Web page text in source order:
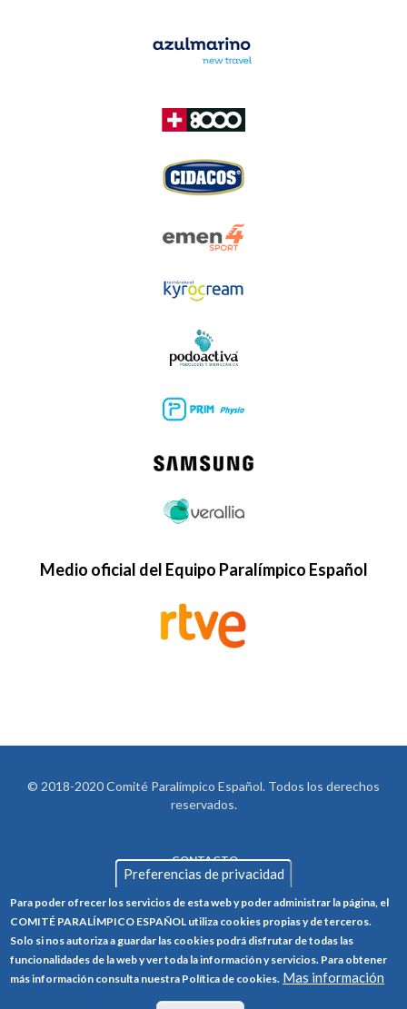
Medio oficial del Equipo Paralímpico Español
© 2018-2020 Comité Paralímpico Español. Todos los derechos
reservados.
FOOTER
CONTACTO
POLÍTICA DE PRIVACIDAD
POLÍTICA DE COOKIES
CANAL ÉTICO
TRABAJA CON NOSOTROS
Preferencias de privacidad
Para poder ofrecer los servicios de esta web y poder administrar la página, el
COMITÉ PARALÍMPICO ESPAÑOL utiliza cookies propias y de terceros.
Solo si nos autoriza a guardar las cookies podrá disfrutar de todas las
funcionalidades de la web y ver toda la información y servicios. Para obtener
más información consulta nuestra Política de cookies. Mas información